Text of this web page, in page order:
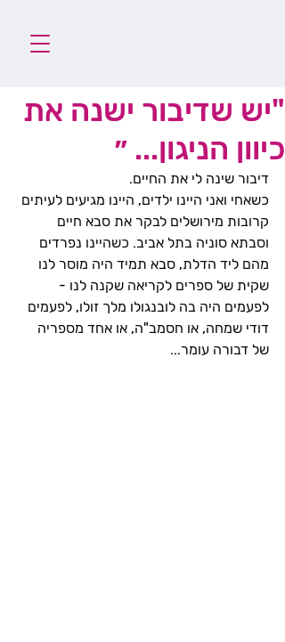
"יש שדיבור ישנה את
כיוון הניגון... ״
דיבור שינה לי את החיים.
כשאחי ואני היינו ילדים, היינו מגיעים לעיתים
קרובות מירושלים לבקר את סבא חיים
וסבתא סוניה בתל אביב. כשהיינו נפרדים
מהם ליד הדלת, סבא תמיד היה מוסר לנו
שקית של ספרים לקריאה שקנה לנו -
לפעמים היה בה לובנגולו מלך זולו, לפעמים
דודי שמחה, או חסמב"ה, או אחד מספריה
של דבורה עומר...